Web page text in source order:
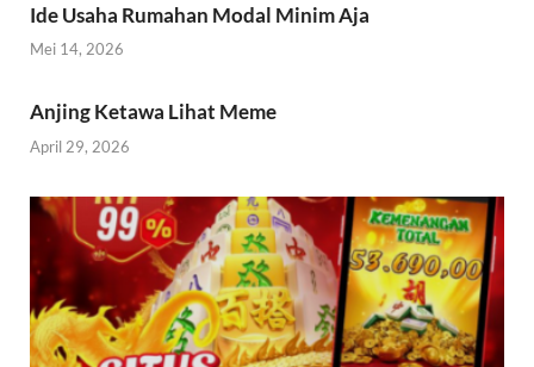
Ide Usaha Rumahan Modal Minim Aja
Mei 14, 2026
Anjing Ketawa Lihat Meme
April 29, 2026